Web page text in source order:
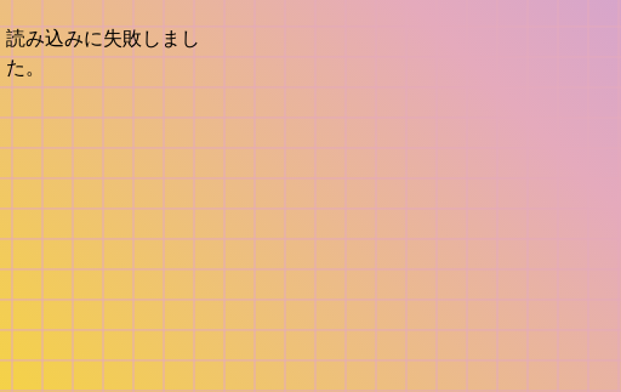
読み込みに失敗しまし
た。